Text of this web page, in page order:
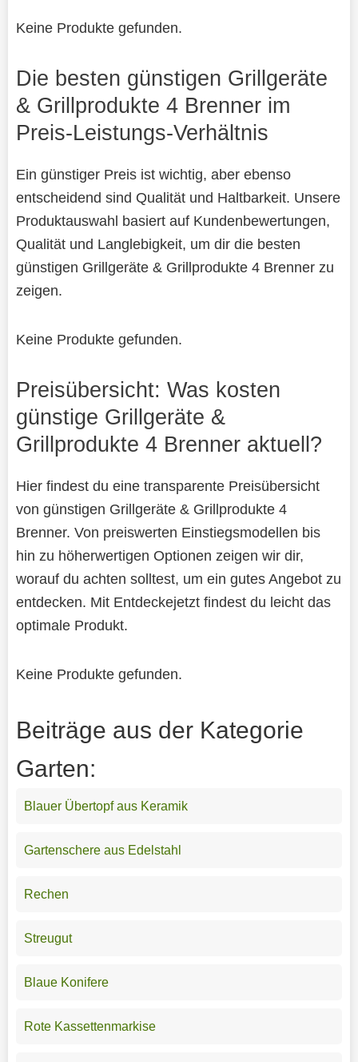
Keine Produkte gefunden.
Die besten günstigen Grillgeräte
& Grillprodukte 4 Brenner im
Preis-Leistungs-Verhältnis
Ein günstiger Preis ist wichtig, aber ebenso
entscheidend sind Qualität und Haltbarkeit. Unsere
Produktauswahl basiert auf Kundenbewertungen,
Qualität und Langlebigkeit, um dir die besten
günstigen Grillgeräte & Grillprodukte 4 Brenner zu
zeigen.
Keine Produkte gefunden.
Preisübersicht: Was kosten
günstige Grillgeräte &
Grillprodukte 4 Brenner aktuell?
Hier findest du eine transparente Preisübersicht
von günstigen Grillgeräte & Grillprodukte 4
Brenner. Von preiswerten Einstiegsmodellen bis
hin zu höherwertigen Optionen zeigen wir dir,
worauf du achten solltest, um ein gutes Angebot zu
entdecken. Mit Entdeckejetzt findest du leicht das
optimale Produkt.
Keine Produkte gefunden.
Beiträge aus der Kategorie
Garten:
Blauer Übertopf aus Keramik
Gartenschere aus Edelstahl
Rechen
Streugut
Blaue Konifere
Rote Kassettenmarkise